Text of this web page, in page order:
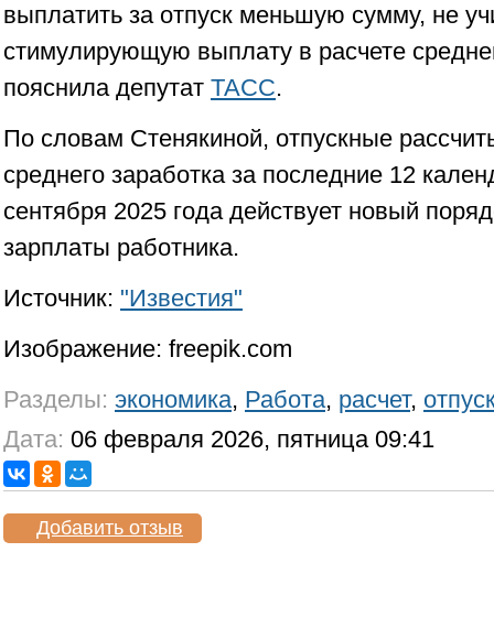
выплатить за отпуск меньшую сумму, не
стимулирующую выплату в расчете
пояснила депутат ТАСС.
По словам Стенякиной, отпускные
среднего заработка за последние 12
сентября 2025 года действует новый
зарплаты работника.
Источник: "Известия"
Изображение: freepik.com
Разделы: экономика, Работа, расчет,
Дата: 06 февраля 2026, пятница 09:41
Добавить отзыв